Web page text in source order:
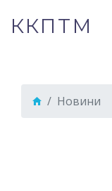
ККПТМ
Новини